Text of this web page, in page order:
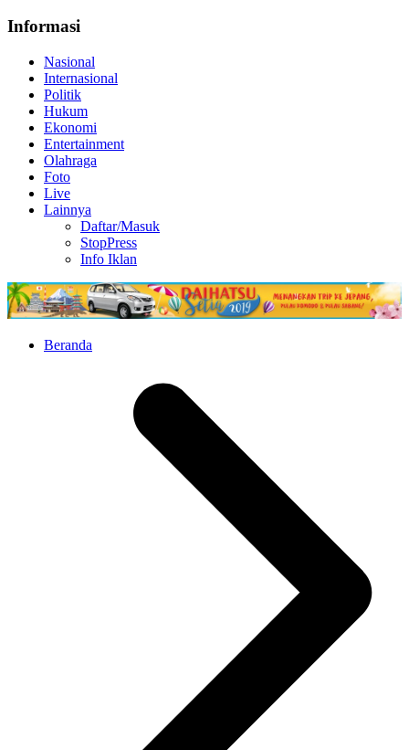
Informasi
Nasional
Internasional
Politik
Hukum
Ekonomi
Entertainment
Olahraga
Foto
Live
Lainnya
Daftar/Masuk
StopPress
Info Iklan
Beranda